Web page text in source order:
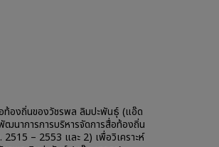
ท้องถิ่นของวัชรพล ลิมปะพันธุ์ (แอ๊ด
นาการการบริหารจัดการสื่อท้องถิ่น
– 2553 และ 2) เพื่อวิเคราะห์